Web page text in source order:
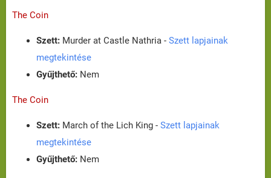
The Coin
Szett: Murder at Castle Nathria - Szett lapjainak
megtekintése
Gyűjthető: Nem
The Coin
Szett: March of the Lich King - Szett lapjainak
megtekintése
Gyűjthető: Nem